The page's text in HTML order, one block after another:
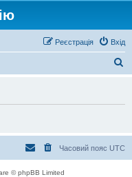
Вхід
Реєстрація
Часовий пояс UTC
© phpBB Limited